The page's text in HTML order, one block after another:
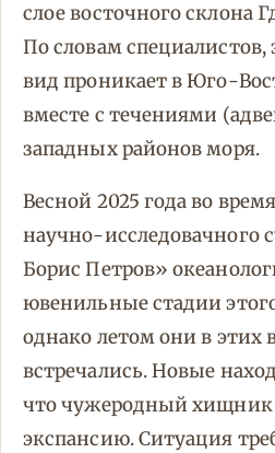
слое восточного склона
По словам
вид проникает в Юго-
вместе с течениями
западных районов моря.
Весной 2025 года во
научно-исследовачного
Борис Петров»
ювенильные стадии
однако летом они в этих
встречались. Новые
что чужеродный хищник
экспансию. Ситуация